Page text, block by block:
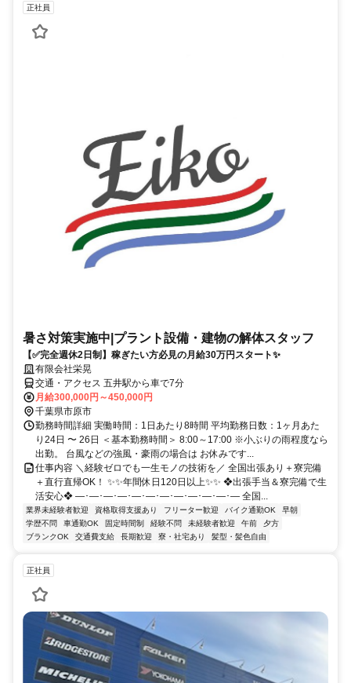
正社員
暑さ対策実施中|プラント設備・建物の解体スタッフ
【✅完全週休2日制】稼ぎたい方必見の月給30万円スタート✨
有限会社栄晃
交通・アクセス 五井駅から車で7分
月給300,000円～450,000円
千葉県市原市
勤務時間詳細 実働時間：1日あたり8時間 平均勤務日数：1ヶ月あた
り24日 〜 26日 ＜基本勤務時間＞ 8:00～17:00 ※小ぶりの雨程度なら
出勤。 台風などの強風・豪雨の場合は お休みです...
仕事内容 ＼経験ゼロでも一生モノの技術を／ 全国出張あり＋寮完備
＋直行直帰OK！ ✨✨年間休日120日以上✨✨ ❖出張手当＆寮完備で生
活安心❖ ―･―･―･―･―･―･―･―･―･―･―･― 全国...
業界未経験者歓迎 資格取得支援あり フリーター歓迎 バイク通勤OK
早朝
学歴不問
車通勤OK 固定時間制 経験不問 未経験者歓迎 午前
夕方
ブランクOK
交通費支給 長期歓迎 寮・社宅あり 髪型・髪色自由
正社員